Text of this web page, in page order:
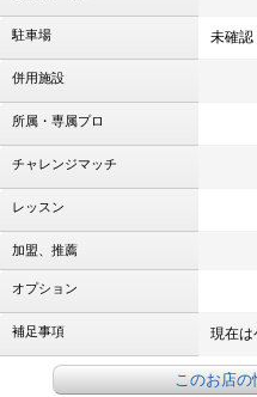
駐車場 未確認
併用施設
所属・専属プロ
チャレンジマッチ
レッスン
加盟、推薦
オプション
補足事項 現在は
このお店の